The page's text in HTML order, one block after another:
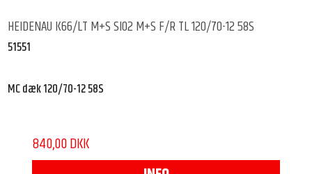
HEIDENAU K66/LT M+S SIO2 M+S F/R TL 120/70-12 58S
51551
MC dæk 120/70-12 58S
840,00 DKK